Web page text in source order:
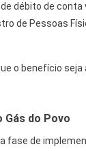
débito de conta
de Pessoas
o benefício
Gás do Povo
fase de